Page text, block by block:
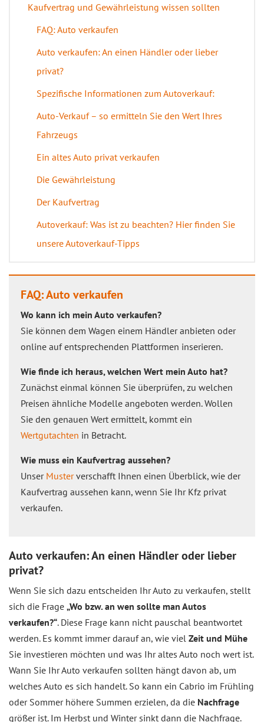
Kaufvertrag und Gewährleistung wissen sollten
FAQ: Auto verkaufen
Auto verkaufen: An einen Händler oder lieber
privat?
Spezifische Informationen zum Autoverkauf:
Auto-Verkauf – so ermitteln Sie den Wert Ihres
Fahrzeugs
Ein altes Auto privat verkaufen
Die Gewährleistung
Der Kaufvertrag
Autoverkauf: Was ist zu beachten? Hier finden Sie
unsere Autoverkauf-Tipps
FAQ: Auto verkaufen
Wo kann ich mein Auto verkaufen?
Sie können dem Wagen einem Händler anbieten oder
online auf entsprechenden Plattformen inserieren.
Wie finde ich heraus, welchen Wert mein Auto hat?
Zunächst einmal können Sie überprüfen, zu welchen
Preisen ähnliche Modelle angeboten werden. Wollen
Sie den genauen Wert ermittelt, kommt ein
Wertgutachten in Betracht.
Wie muss ein Kaufvertrag aussehen?
Unser Musterverschafft Ihnen einen Überblick, wie der
Kaufvertrag aussehen kann, wenn Sie Ihr Kfz privat
verkaufen.
Auto verkaufen: An einen Händler oder lieber
privat?
Wenn Sie sich dazu entscheiden Ihr Auto zu verkaufen, stellt
sich die Frage „Wo bzw. an wen sollte man Autos
verkaufen?“. Diese Frage kann nicht pauschal beantwortet
werden. Es kommt immer darauf an, wie viel Zeit und Mühe
Sie investieren möchten und was Ihr altes Auto noch wert ist.
Wann Sie Ihr Auto verkaufen sollten hängt davon ab, um
welches Auto es sich handelt. So kann ein Cabrio im Frühling
oder Sommer höhere Summen erzielen, da die Nachfrage
größer ist. Im Herbst und Winter sinkt dann die Nachfrage.